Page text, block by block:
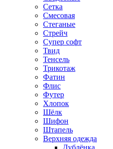
Сетка
Смесовая
Стеганые
Стрейч
Супер софт
Твид
Тенсель
Трикотаж
Фатин
Флис
Футер
Хлопок
Шёлк
Шифон
Штапель
Верхняя одежда